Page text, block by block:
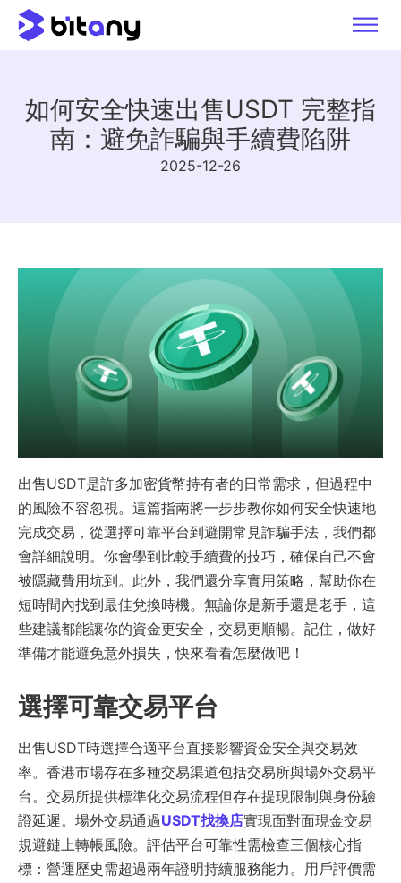
如何安全快速出售USDT 完整指
南：避免詐騙與手續費陷阱
2025-12-26
出售USDT是許多加密貨幣持有者的日常需求，但過程中
的風險不容忽視。這篇指南將一步步教你如何安全快速地
完成交易，從選擇可靠平台到避開常見詐騙手法，我們都
會詳細說明。你會學到比較手續費的技巧，確保自己不會
被隱藏費用坑到。此外，我們還分享實用策略，幫助你在
短時間內找到最佳兌換時機。無論你是新手還是老手，這
些建議都能讓你的資金更安全，交易更順暢。記住，做好
準備才能避免意外損失，快來看看怎麼做吧！
選擇可靠交易平台
出售USDT時選擇合適平台直接影響資金安全與交易效
率。香港市場存在多種交易渠道包括交易所與場外交易平
台。交易所提供標準化交易流程但存在提現限制與身份驗
證延遲。場外交易通過USDT找換店實現面對面現金交易
規避鏈上轉帳風險。評估平台可靠性需檢查三個核心指
標：營運歷史需超過兩年證明持續服務能力。用戶評價需